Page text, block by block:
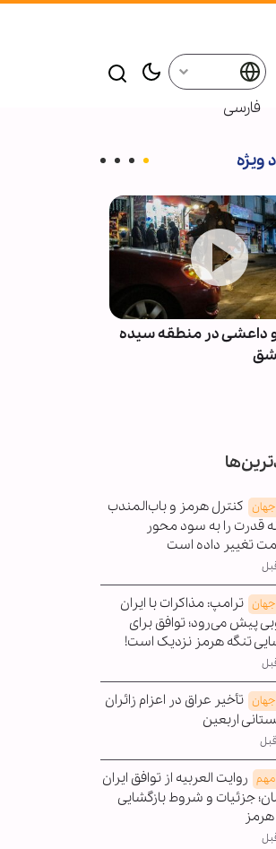
فارسی
ویژه
داعشی در منطقه سیده
جهان کنترل هرمز و باب‌المندب
قدرت را به سود محور
تغییر داده است
جهان ترامپ: مذاکرات با ایران
پیش می‌رود؛ توافق برای
تنگه هرمز نزدیک است!
جهان تأخیر عراق در اعزام زائران
اربعین
مهم روایت العربیه از توافق ایران
جزئیات و شروط بازگشایی